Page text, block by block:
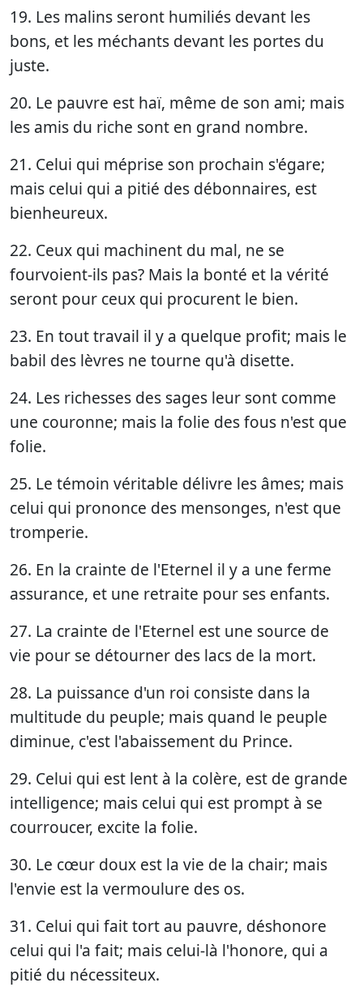
19. Les malins seront humiliés devant les
bons, et les méchants devant les portes du
juste.
20. Le pauvre est haï, même de son ami; mais
les amis du riche sont en grand nombre.
21. Celui qui méprise son prochain s'égare;
mais celui qui a pitié des débonnaires, est
bienheureux.
22. Ceux qui machinent du mal, ne se
fourvoient-ils pas? Mais la bonté et la vérité
seront pour ceux qui procurent le bien.
23. En tout travail il y a quelque profit; mais le
babil des lèvres ne tourne qu'à disette.
24. Les richesses des sages leur sont comme
une couronne; mais la folie des fous n'est que
folie.
25. Le témoin véritable délivre les âmes; mais
celui qui prononce des mensonges, n'est que
tromperie.
26. En la crainte de l'Eternel il y a une ferme
assurance, et une retraite pour ses enfants.
27. La crainte de l'Eternel est une source de
vie pour se détourner des lacs de la mort.
28. La puissance d'un roi consiste dans la
multitude du peuple; mais quand le peuple
diminue, c'est l'abaissement du Prince.
29. Celui qui est lent à la colère, est de grande
intelligence; mais celui qui est prompt à se
courroucer, excite la folie.
30. Le cœur doux est la vie de la chair; mais
l'envie est la vermoulure des os.
31. Celui qui fait tort au pauvre, déshonore
celui qui l'a fait; mais celui-là l'honore, qui a
pitié du nécessiteux.